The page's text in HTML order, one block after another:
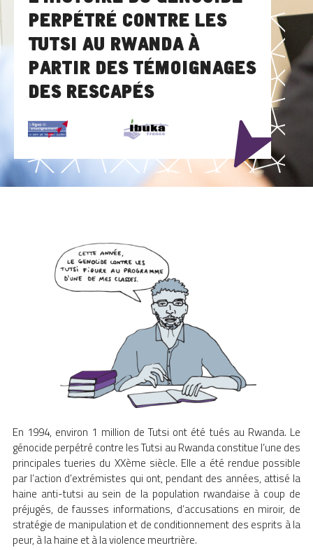
perpétré contre les
Tutsi au Rwanda à
partir des témoignages
des rescapés
En 1994, environ 1 million de Tutsi ont été tués au Rwanda. Le
génocide perpétré contre les Tutsi au Rwanda constitue l’une des
principales tueries du XXème siècle. Elle a été rendue possible
par l’action d’extrémistes qui ont, pendant des années, attisé la
haine anti-tutsi au sein de la population rwandaise à coup de
préjugés, de fausses informations, d’accusations en miroir, de
stratégie de manipulation et de conditionnement des esprits à la
peur, à la haine et à la violence meurtrière.